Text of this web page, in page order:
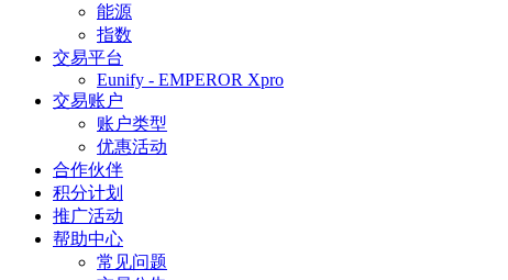
能源
指数
交易平台
Eunify - EMPEROR Xpro
交易账户
账户类型
优惠活动
合作伙伴
积分计划
推广活动
帮助中心
常见问题